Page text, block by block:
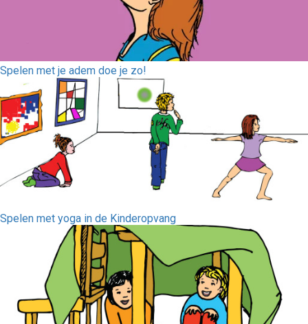
Spelen met je adem doe je zo!
Spelen met yoga in de Kinderopvang